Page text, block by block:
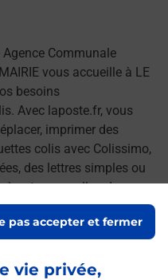
vie privée,
pas accepter et fermer
Communale
vous accueille à LE
besoins
Avec laposte.fr, vous
imprimer des
colis avec Colissimo,
des lettres simples ou
à votre nouvelle adresse.
voulez.